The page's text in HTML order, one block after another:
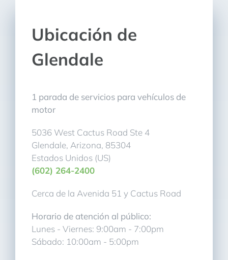
Ubicación de
Glendale
1 parada de servicios para vehículos de
motor
5036 West Cactus Road Ste 4
Glendale, Arizona, 85304
Estados Unidos (US)
(602) 264-2400
Cerca de la Avenida 51 y Cactus Road
Horario de atención al público:
Lunes - Viernes: 9:00am - 7:00pm
Sábado: 10:00am - 5:00pm